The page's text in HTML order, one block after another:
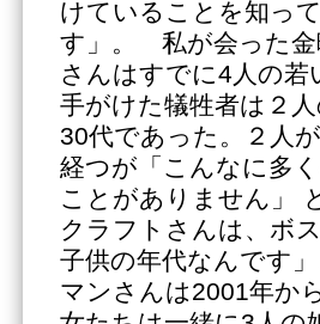
けていることを知っ
す」。 私が会った金
さんはすでに4人の
手がけた犠牲者は２
30代であった。２人
経つが「こんなに多
ことがありません」
クラフトさんは、ボ
子供の年代なんです
マンさんは2001年か